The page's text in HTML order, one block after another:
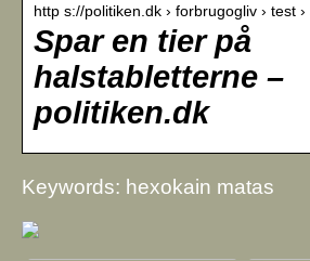
http s://politiken.dk › forbrugogliv › test
Spar en tier på
halstabletterne –
politiken.dk
Keywords: hexokain matas